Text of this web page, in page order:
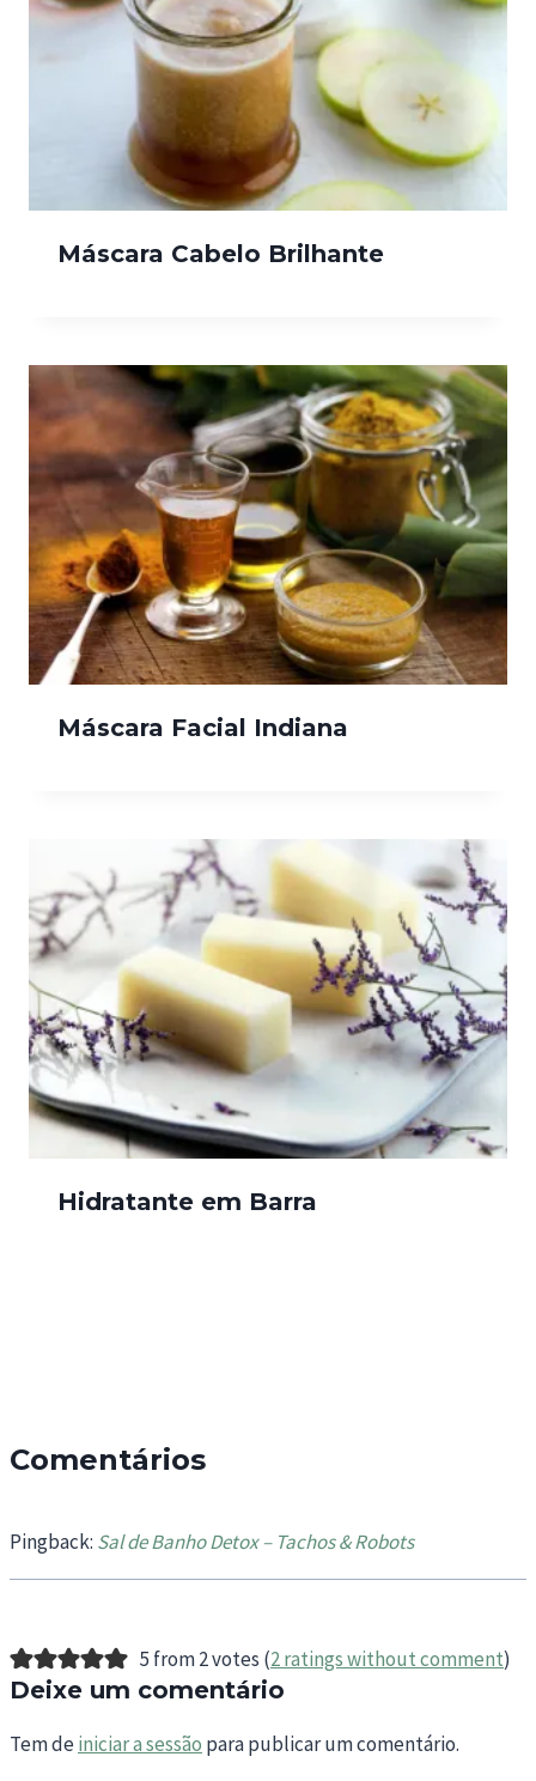
Máscara Cabelo Brilhante
Máscara Facial Indiana
Hidratante em Barra
Comentários
Pingback: Sal de Banho Detox – Tachos & Robots
5 from 2 votes (2 ratings without comment)
Deixe um comentário
Tem deiniciar a sessão para publicar um comentário.